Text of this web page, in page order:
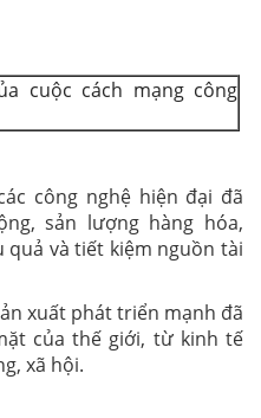
cuộc cách mạng công
công nghệ hiện đại đã
sản lượng hàng hóa,
và tiết kiệm nguồn tài
xuất phát triển mạnh đã
của thế giới, từ kinh tế
xã hội.